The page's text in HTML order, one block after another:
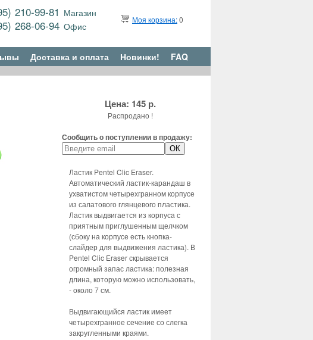
210-99-81 Магазин
268-06-94Офис
Моя корзина:0
Доставка и оплата Новинки! FAQ
Цена: 145 р.
Распродано !
Сообщить о поступлении в продажу:
Ластик Pentel Clic Eraser.
Автоматический ластик-карандаш в
ухватистом четырехгранном корпусе
из салатового глянцевого пластика.
Ластик выдвигается из корпуса с
приятным приглушенным щелчком
(сбоку на корпусе есть кнопка-
слайдер для выдвижения ластика). В
Pentel Clic Eraser скрывается
огромный запас ластика: полезная
длина, которую можно использовать,
- около 7 см.
Выдвигающийся ластик имеет
четырехгранное сечение со слегка
закругленными краями.